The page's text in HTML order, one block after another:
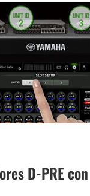
D-PRE